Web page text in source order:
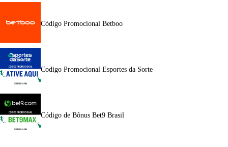
Código Promocional Betboo
Codigo Promocional Esportes da Sorte
Código de Bônus Bet9 Brasil